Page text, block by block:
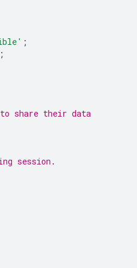
;
;
to share their data
session.